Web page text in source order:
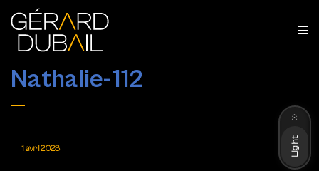
Nathalie-112
1 avril 2023 Light
Dark